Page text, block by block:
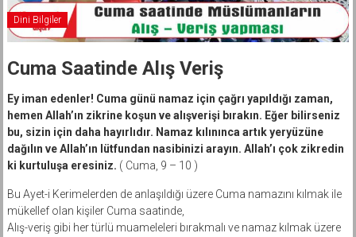
Dini Bilgiler
Cuma Saatinde Alış Veriş
Ey iman edenler! Cuma günü namaz için çağrı yapıldığı zaman,
hemen Allah’ın zikrine koşun ve alışverişi bırakın. Eğer bilirseniz
bu, sizin için daha hayırlıdır. Namaz kılınınca artık yeryüzüne
dağılın ve Allah’ın lütfundan nasibinizi arayın. Allah’ı çok zikredin
ki kurtuluşa eresiniz. ( Cuma, 9 – 10 )
Bu Ayet-i Kerimelerden de anlaşıldığı üzere Cuma namazını kılmak ile
mükellef olan kişiler Cuma saatinde,
Alış-veriş gibi her türlü muameleleri bırakmalı ve namaz kılmak üzere